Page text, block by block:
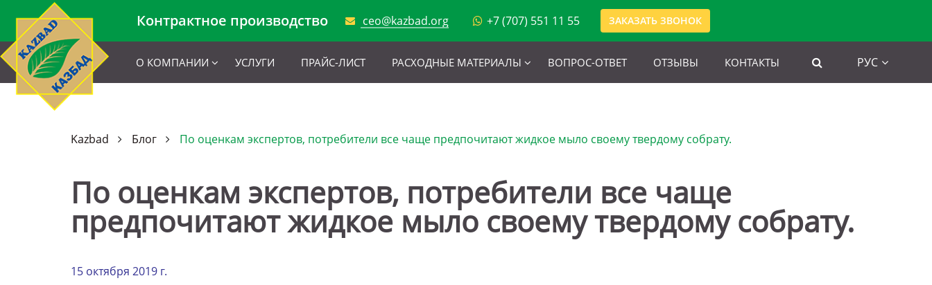
Контрактное производство ceo@kazbad.org +7 (707) 551 11 55 ЗАКАЗАТЬ ЗВОНОК
О КОМПАНИИ УСЛУГИ ПРАЙС-ЛИСТ РАСХОДНЫЕ МАТЕРИАЛЫ ВОПРОС-ОТВЕТ ОТЗЫВЫ КОНТАКТЫ РУС
Kazbad Блог По оценкам экспертов, потребители все чаще предпочитают жидкое мыло своему твердому собрату.
По оценкам экспертов, потребители все чаще
предпочитают жидкое мыло своему твердому собрату.
15 октября 2019 г.